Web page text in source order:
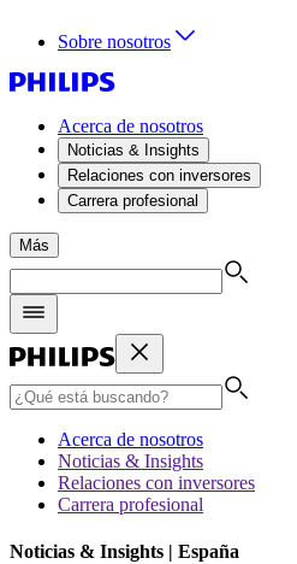
Sobre nosotros
Acerca de nosotros
Noticias & Insights
Relaciones con inversores
Carrera profesional
Más
Acerca de nosotros
Noticias & Insights
Relaciones con inversores
Carrera profesional
Noticias & Insights | España